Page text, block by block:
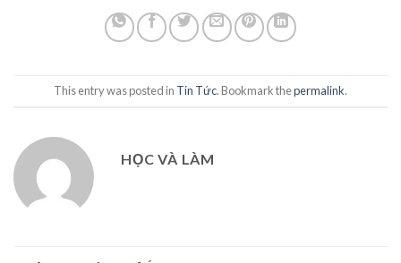
This entry was posted in Tin Tức. Bookmark thepermalink.
HỌC VÀ LÀM